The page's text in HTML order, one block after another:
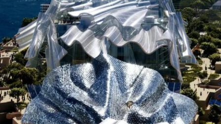
ENGLISH
ART & EDUCATION
广告
订阅
往期内容